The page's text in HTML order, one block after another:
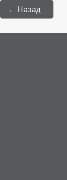
← Назад